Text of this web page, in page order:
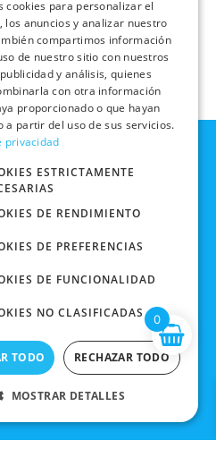
EN
0
cookies para personalizar el
los anuncios y analizar nuestro
compartimos información
de nuestro sitio con nuestros
y análisis, quienes
con otra información
proporcionado o que hayan
a partir del uso de sus servicios.
privacidad
ESTRICTAMENTE
DE RENDIMIENTO
DE PREFERENCIAS
DE FUNCIONALIDAD
NO CLASIFICADAS
TODO RECHAZAR TODO
MOSTRAR DETALLES